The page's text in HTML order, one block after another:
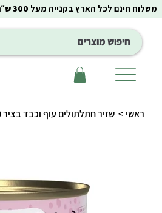
משלוח חינם לכל הארץ בקנייה מעל 300 ש״ח
ראשי > שזיר חתלתולים עוף וכבד בציר 70 גרם